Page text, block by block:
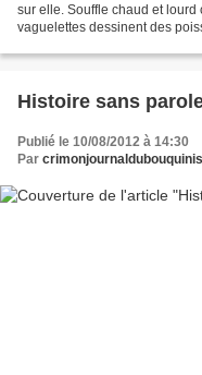
sur elle. Souffle chaud et
vaguelettes dessinent des
Histoire sans
Publié le 10/08/2012 à 14:30
Par